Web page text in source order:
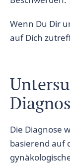
Wenn Du Dir
auf Dich
Die Diagnose
basierend auf